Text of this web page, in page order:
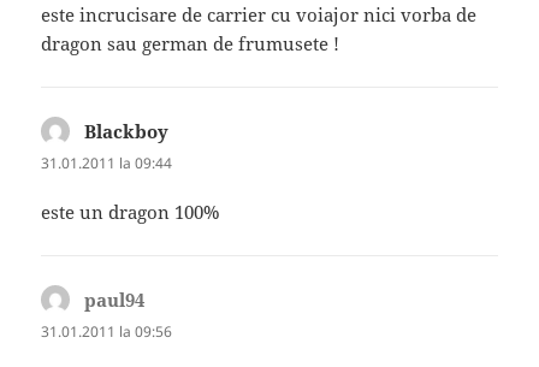
este incrucisare de carrier cu voiajor nici vorba de
dragon sau german de frumusete !
Blackboy
31.01.2011 la 09:44
este un dragon 100%
paul94
31.01.2011 la 09:56